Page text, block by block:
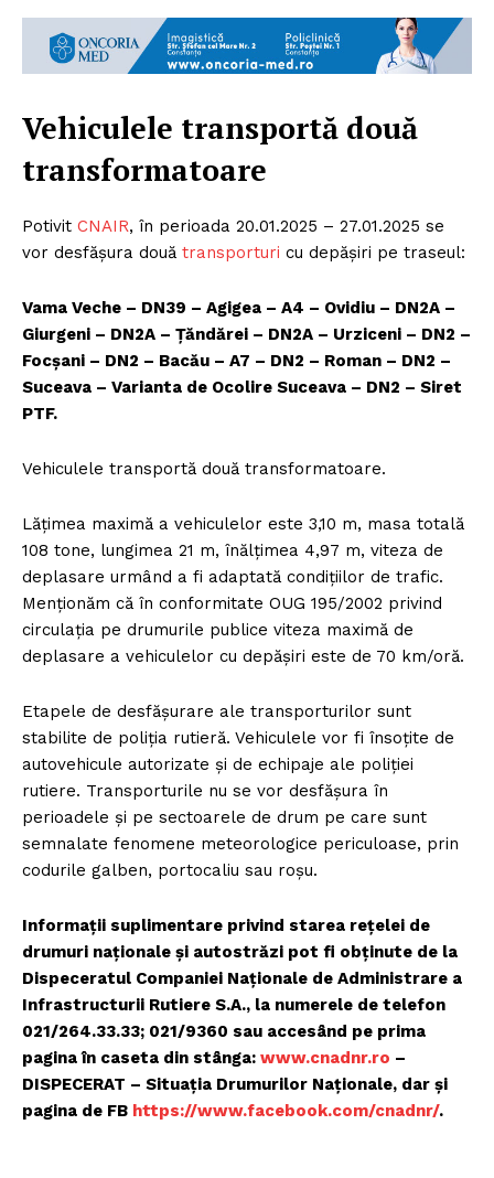
Vehiculele transportă două
transformatoare
Potivit CNAIR, în perioada 20.01.2025 – 27.01.2025 se
vor desfășura două transporturi cu depășiri pe traseul:
Vama Veche – DN39 – Agigea – A4 – Ovidiu – DN2A –
Giurgeni – DN2A – Țăndărei – DN2A – Urziceni – DN2 –
Focșani – DN2 – Bacău – A7 – DN2 – Roman – DN2 –
Suceava – Varianta de Ocolire Suceava – DN2 – Siret
PTF.
Vehiculele transportă două transformatoare.
Lățimea maximă a vehiculelor este 3,10 m, masa totală
108 tone, lungimea 21 m, înălțimea 4,97 m, viteza de
deplasare urmând a fi adaptată condițiilor de trafic.
Menționăm că în conformitate OUG 195/2002 privind
circulația pe drumurile publice viteza maximă de
deplasare a vehiculelor cu depășiri este de 70 km/oră.
Etapele de desfășurare ale transporturilor sunt
stabilite de poliția rutieră. Vehiculele vor fi însoțite de
autovehicule autorizate și de echipaje ale poliției
rutiere. Transporturile nu se vor desfășura în
perioadele și pe sectoarele de drum pe care sunt
semnalate fenomene meteorologice periculoase, prin
codurile galben, portocaliu sau roșu.
Informaţii suplimentare privind starea reţelei de
drumuri naţionale și autostrăzi pot fi obţinute de la
Dispeceratul Companiei Naţionale de Administrare a
Infrastructurii Rutiere S.A., la numerele de telefon
021/264.33.33; 021/9360 sau accesând pe prima
pagina în caseta din stânga: www.cnadnr.ro –
DISPECERAT – Situația Drumurilor Naţionale, dar și
pagina de FB https://www.facebook.com/cnadnr/.